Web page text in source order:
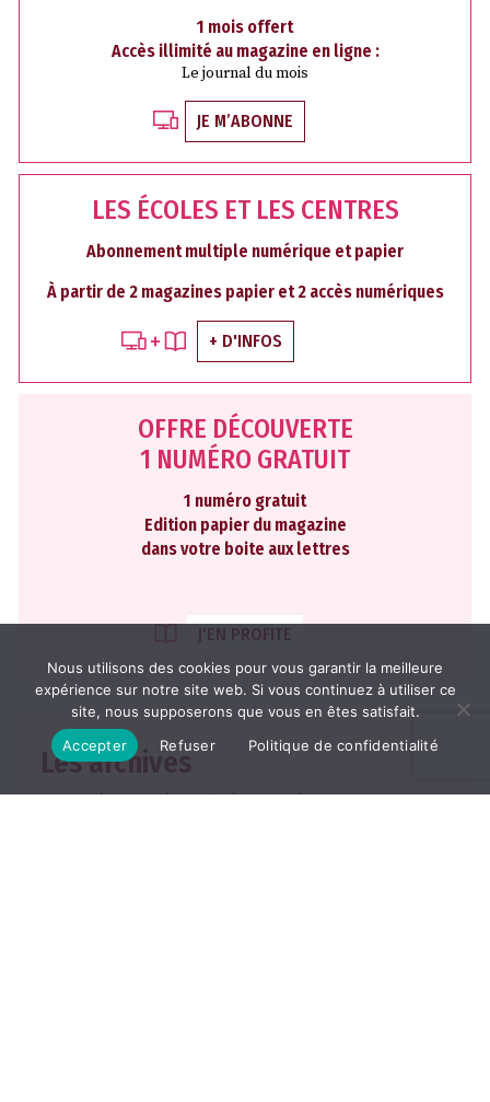
1 mois offert
Accès illimité au magazine en ligne :
Le journal du mois
JE M’ABONNE
LES ÉCOLES ET LES CENTRES
Abonnement multiple numérique et papier
À partir de 2 magazines papier et 2 accès numériques
+ D'INFOS
OFFRE DÉCOUVERTE
1 NUMÉRO GRATUIT
1 numéro gratuit
Edition papier du magazine
dans votre boite aux lettres
J'EN PROFITE
Les archives
2026 2025 2024 2023 2022
Nous utilisons des cookies pour vous garantir la meilleure
expérience sur notre site web. Si vous continuez à utiliser ce
site, nous supposerons que vous en êtes satisfait.
Accepter
Refuser Politique de confidentialité